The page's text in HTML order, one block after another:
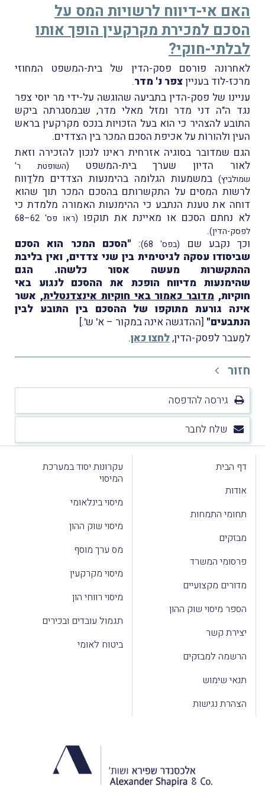
האם אי-דיווח לרשויות המס על
הסכם למכירת מקרקעין הופך אותו
לבלתי-חוקי?
לאחרונה פורסם פסק-הדין של בית-המשפט המחוזי
מרכז-לוד בענייןצפר נ' מדר.
עניינו של פסק-הדין בתביעה שהוגשה על-ידי מר יוסי צפר
נגד ה"ה דני מדר ומזל מאלי מדר, שבמסגרתה ביקש
התובע להצהיר כי הוא בעל הזכויות בנכס מקרקעין בראש
העין ולהורוֹת על אכיפת הסכם המכר בין הצדדים.
הגם שמדובר בסוגיה אזרחית ראינו לנכון להזכירה וזאת
לאור הדיון שערך בית-המשפט
(השופטת ר'
שמולביץ) במשמעות הגלומה בהימנעות הצדדים מלדַווח
לרשות המסים על התקשרותם בהסכם המכר תוך שהוא
דוחה את טענת הנתבע כי ההימנעות האמורה מלמדת כי
לא נחתם הסכם או מאיינת את תוקפו
(ראו פס' 62–68
לפסק-הדין).
וכך נקבע שם
(בפס' 68) : "הסכם המכר הוא הסכם
שביסודו עסקה לגיטימית בין שני צדדים, ואין בליבת
ההתקשרות מעשה אסור כלשהו. הגם
שהימנעות מדיווח הופכת את ההסכם לנגוע באי
חוקיות,מדובר כאמור באי חוקיות אינצדנטלית, אשר
אינה גורעת מתוקפו של ההסכם בין התובע לבין
הנתבעים" [ההדגשה אינה במקור – א' ש'.]
למַעבר לפסק-הדין,לחצו כאן.
חזור
גירסה להדפסה
שלח לחבר
דף הבית
אודות
תחומי התמחות
מבזקים
פרסומי המשרד
מדורים מקצועיים
הספר מיסוי שוק ההון
יצירת קשר
הרשמה למבזקים
תנאי שימוש
הצהרת נגישות
עקרונות יסוד במערכת
המיסוי
מיסוי בינלאומי
מיסוי שוק ההון
מס ערך מוסף
מיסוי מקרקעין
מיסוי רווחי הון
תגמול עובדים ובכירים
ביטוח לאומי